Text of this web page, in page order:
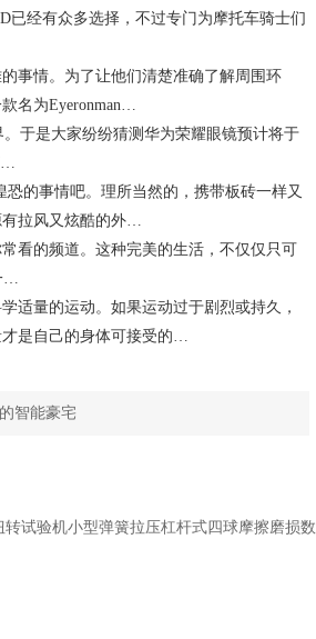
经有众多选择，不过专门为摩托车骑士们
事情。为了让他们清楚准确了解周围环
名为Eyeronman…
于是大家纷纷猜测华为荣耀眼镜预计将于
…
的事情吧。理所当然的，携带板砖一样又
有拉风又炫酷的外…
的频道。这种完美的生活，不仅仅只可
…
量的运动。如果运动过于剧烈或持久，
是自己的身体可接受的…
智能豪宅
试验机小型弹簧拉压杠杆式四球摩擦磨损数